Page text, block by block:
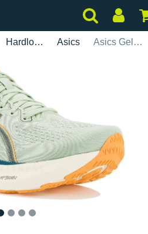
Hardlopen Asics Asics Gel-Kayano 30 Herren